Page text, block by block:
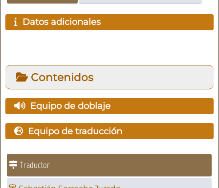
Datos adicionales
Contenidos
Equipo de doblaje
Equipo de traducción
Traductor